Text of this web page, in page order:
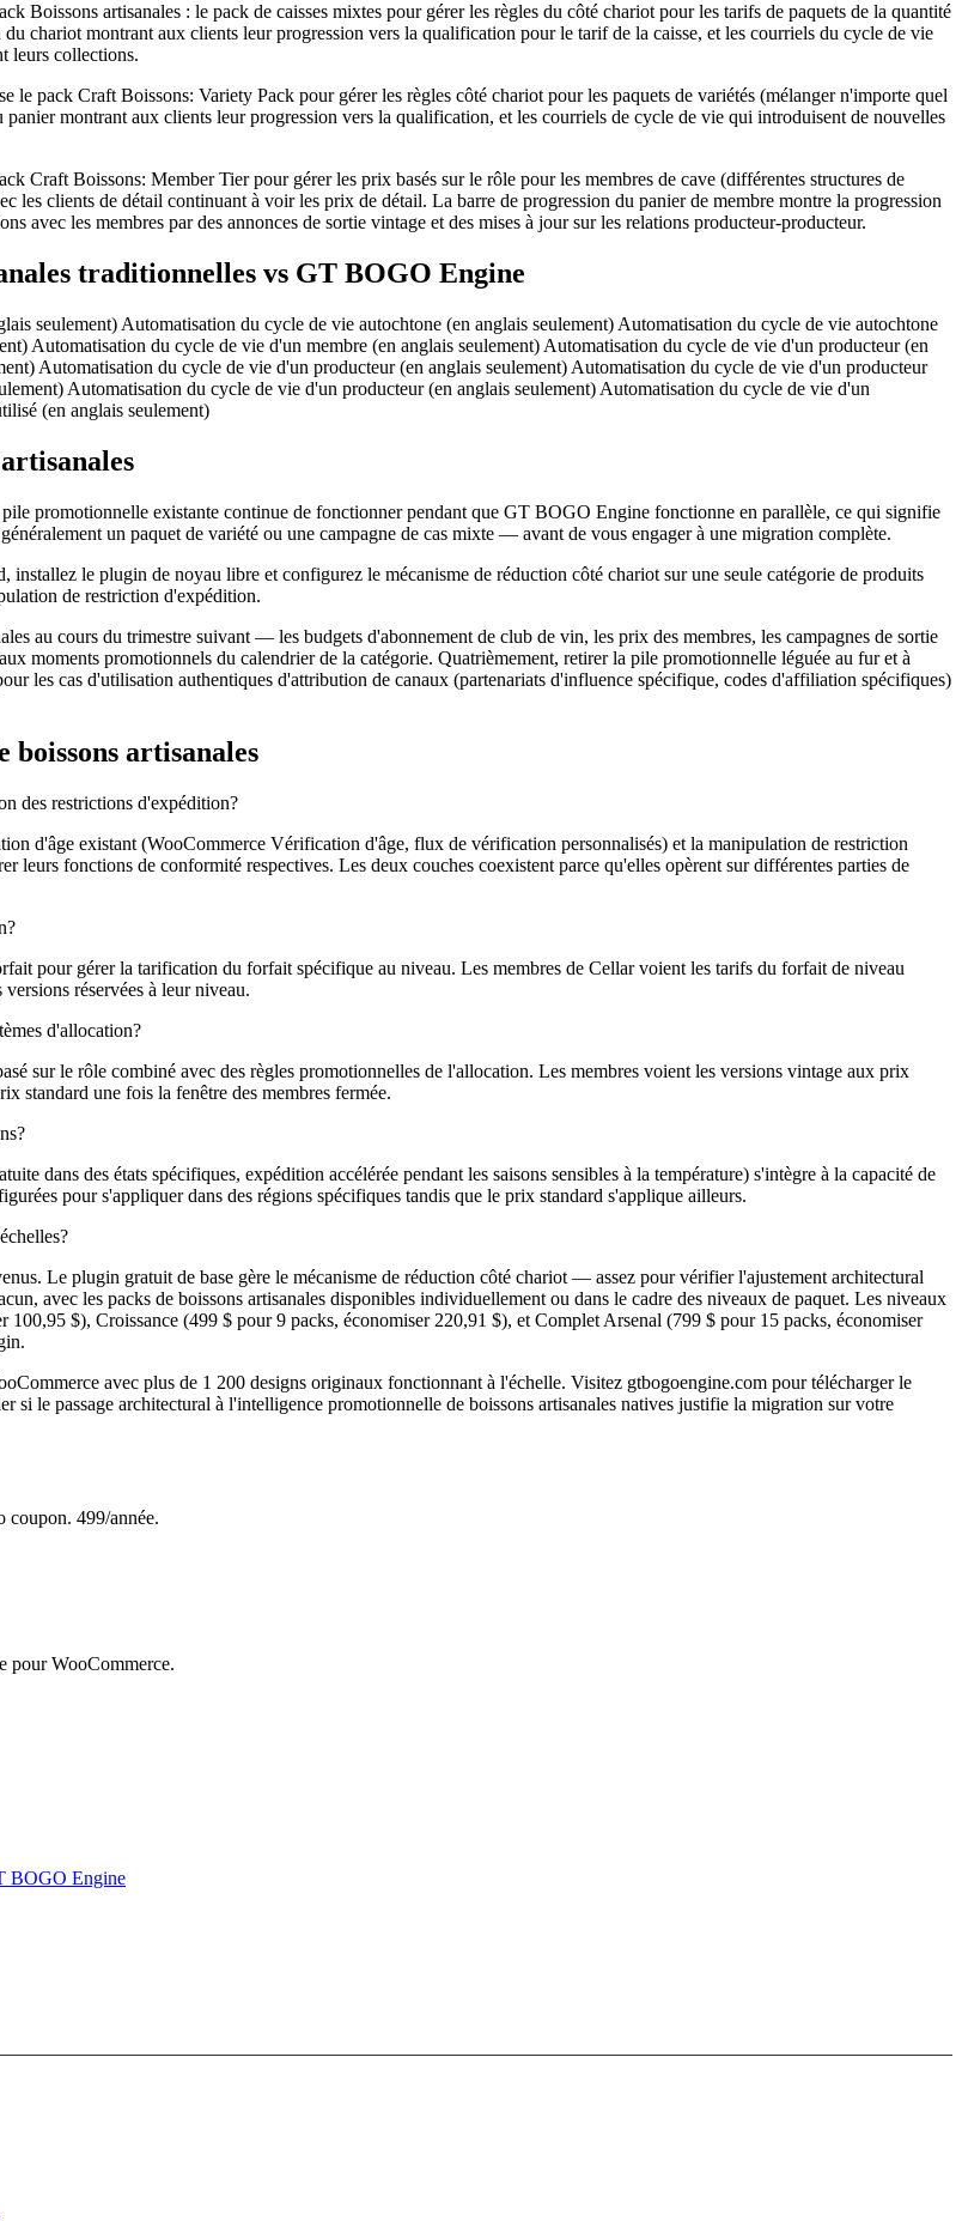
Boissons artisanales : le pack de caisses mixtes pour gérer les règles du côté chariot pour les tarifs de paquets de la quantité
chariot montrant aux clients leur progression vers la qualification pour le tarif de la caisse, et les courriels du cycle de vie
leurs collections.
le pack Craft Boissons: Variety Pack pour gérer les règles côté chariot pour les paquets de variétés (mélanger n'importe quel
montrant aux clients leur progression vers la qualification, et les courriels de cycle de vie qui introduisent de nouvelles
Craft Boissons: Member Tier pour gérer les prix basés sur le rôle pour les membres de cave (différentes structures de
les clients de détail continuant à voir les prix de détail. La barre de progression du panier de membre montre la progression
avec les membres par des annonces de sortie vintage et des mises à jour sur les relations producteur-producteur.
traditionnelles vs GT BOGO Engine
seulement) Automatisation du cycle de vie autochtone (en anglais seulement) Automatisation du cycle de vie autochtone
Automatisation du cycle de vie d'un membre (en anglais seulement) Automatisation du cycle de vie d'un producteur (en
Automatisation du cycle de vie d'un producteur (en anglais seulement) Automatisation du cycle de vie d'un producteur
Automatisation du cycle de vie d'un producteur (en anglais seulement) Automatisation du cycle de vie d'un
(en anglais seulement)
promotionnelle existante continue de fonctionner pendant que GT BOGO Engine fonctionne en parallèle, ce qui signifie
un paquet de variété ou une campagne de cas mixte — avant de vous engager à une migration complète.
le plugin de noyau libre et configurez le mécanisme de réduction côté chariot sur une seule catégorie de produits
de restriction d'expédition.
au cours du trimestre suivant — les budgets d'abonnement de club de vin, les prix des membres, les campagnes de sortie
moments promotionnels du calendrier de la catégorie. Quatrièmement, retirer la pile promotionnelle léguée au fur et à
les cas d'utilisation authentiques d'attribution de canaux (partenariats d'influence spécifique, codes d'affiliation spécifiques)
boissons artisanales
des restrictions d'expédition?
d'âge existant (WooCommerce Vérification d'âge, flux de vérification personnalisés) et la manipulation de restriction
leurs fonctions de conformité respectives. Les deux couches coexistent parce qu'elles opèrent sur différentes parties de
pour gérer la tarification du forfait spécifique au niveau. Les membres de Cellar voient les tarifs du forfait de niveau
réservées à leur niveau.
d'allocation?
sur le rôle combiné avec des règles promotionnelles de l'allocation. Les membres voient les versions vintage aux prix
standard une fois la fenêtre des membres fermée.
dans des états spécifiques, expédition accélérée pendant les saisons sensibles à la température) s'intègre à la capacité de
pour s'appliquer dans des régions spécifiques tandis que le prix standard s'applique ailleurs.
Le plugin gratuit de base gère le mécanisme de réduction côté chariot — assez pour vérifier l'ajustement architectural
avec les packs de boissons artisanales disponibles individuellement ou dans le cadre des niveaux de paquet. Les niveaux
$), Croissance (499 $ pour 9 packs, économiser 220,91 $), et Complet Arsenal (799 $ pour 15 packs, économiser
avec plus de 1 200 designs originaux fonctionnant à l'échelle. Visitez gtbogoengine.com pour télécharger le
le passage architectural à l'intelligence promotionnelle de boissons artisanales natives justifie la migration sur votre
coupon. 499/année.
pour WooCommerce.
BOGO Engine